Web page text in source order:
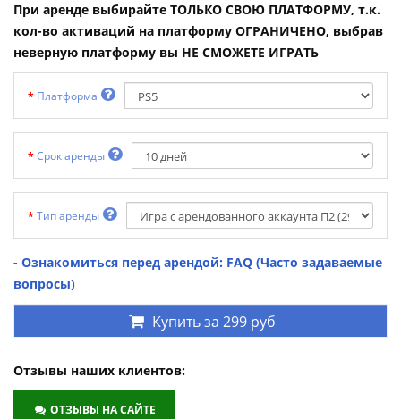
При аренде выбирайте ТОЛЬКО СВОЮ ПЛАТФОРМУ, т.к.
кол-во активаций на платформу ОГРАНИЧЕНО, выбрав
неверную платформу вы НЕ СМОЖЕТЕ ИГРАТЬ
Платформа
Срок аренды
Тип аренды
- Ознакомиться перед арендой: FAQ (Часто задаваемые
вопросы)
Купить за 299 руб
Отзывы наших клиентов:
ОТЗЫВЫ НА САЙТЕ